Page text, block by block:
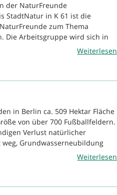
der NaturFreunde
StadtNatur in K 61 ist die
zum Thema
Die Arbeitsgruppe wird sich in
Weiterlesen
in Berlin ca. 509 Hektar Fläche
von über 700 Fußballfeldern.
Verlust natürlicher
Grundwasserneubildung
Weiterlesen